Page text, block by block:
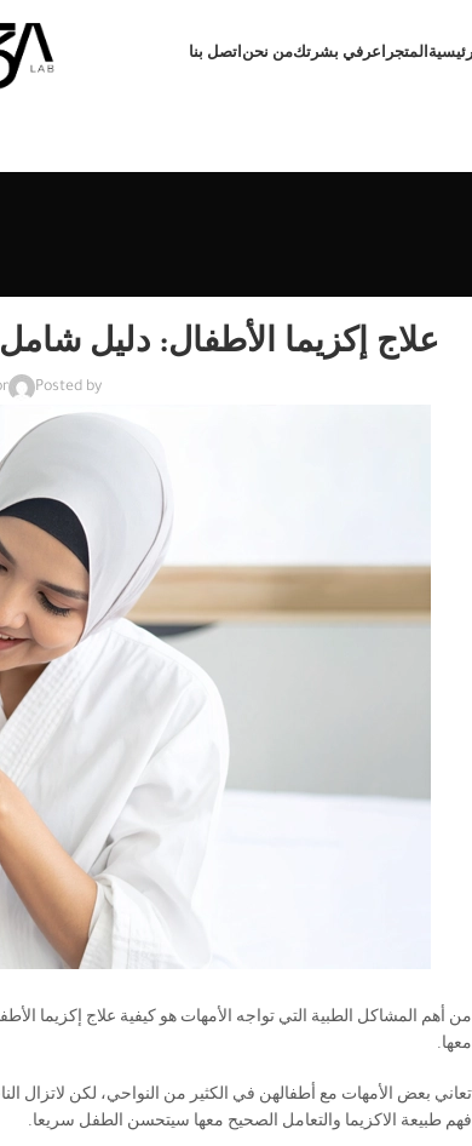
المتجر اعرفي بشرتكمن نحناتصل بنا
علاج إكزيما الأطفال: دليل
Posted by
من أهم المشاكل الطبية التي تواجه الأمهات هو كيفية علاج إكزيما
معها.
تعاني بعض الأمهات مع أطفالهن في الكثير من النواحي، لكن لاتزال
فهم طبيعة الاكزيما والتعامل الصحيح معها سيتحسن الطفل سريعا.